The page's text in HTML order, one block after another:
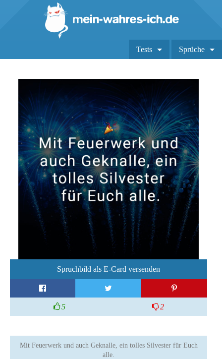
Tests Sprüche
Spruchbild als E-Card versenden
5 2
Mit Feuerwerk und auch Geknalle, ein tolles Silvester für Euch
alle.